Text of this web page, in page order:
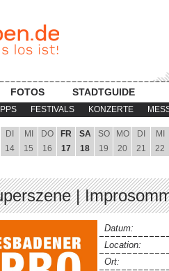
FESTIVALS KONZERTE
FOTOS STADTGUIDE
DI
14
MI
15
DO
16
FR
17
SA
18
SO
19
MO
20
DI
21
MI
22
|
Datum:
Location:
Ort: